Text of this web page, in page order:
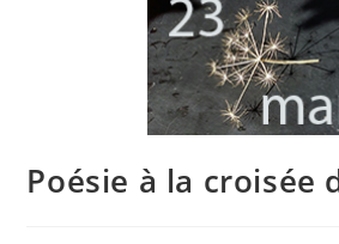
Poésie à la croisée